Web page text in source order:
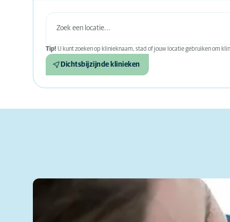
Tip! U kunt zoeken op klinieknaam, stad of jouw locatie gebruiken om
Dichtsbijzijnde klinieken